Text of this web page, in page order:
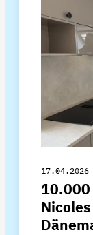
17.04.2026